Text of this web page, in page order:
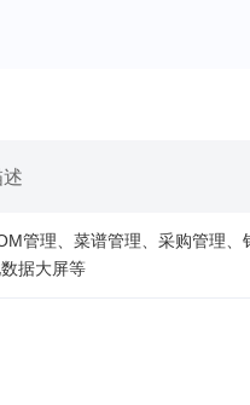
管理、菜谱管理、采购管理
据大屏等